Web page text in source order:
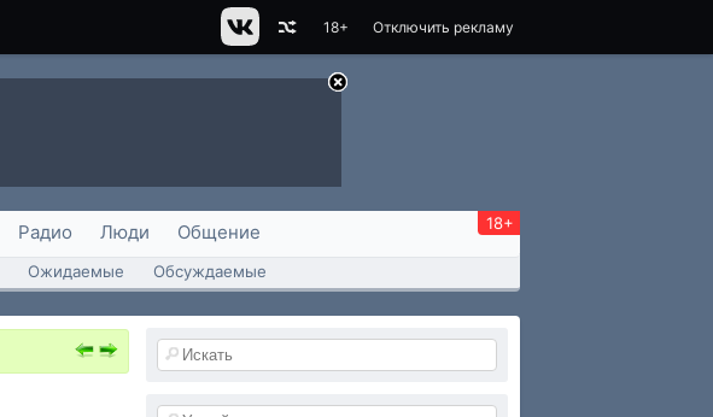
Отключить рекламу
18+
Радио Люди Общение 18+
Ожидаемые Обсуждаемые